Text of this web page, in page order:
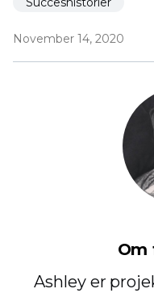
November 14, 2020
Om
Ashley er